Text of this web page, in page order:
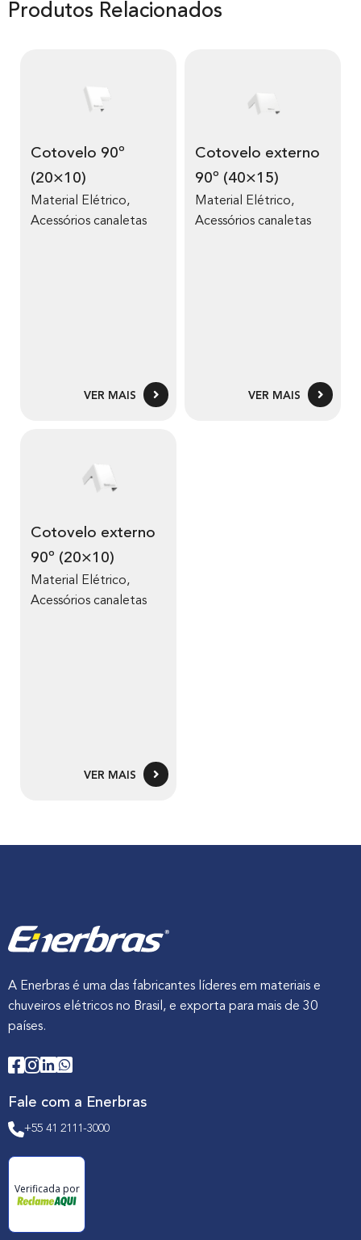
Produtos Relacionados
Cotovelo 90º
(20×10)
Material Elétrico,
Acessórios canaletas
VER MAIS
Cotovelo externo
90º (40×15)
Material Elétrico,
Acessórios canaletas
VER MAIS
Cotovelo externo
90º (20×10)
Material Elétrico,
Acessórios canaletas
VER MAIS
A Enerbras é uma das fabricantes líderes em materiais e
chuveiros elétricos no Brasil, e exporta para mais de 30
países.
Fale com a Enerbras
+55 41 2111-3000
Verificada por